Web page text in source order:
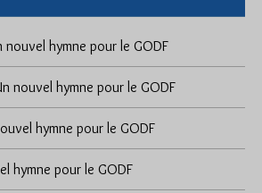
nouvel hymne pour le GODF
nouvel hymne pour le GODF
hymne pour le GODF
hymne pour le GODF